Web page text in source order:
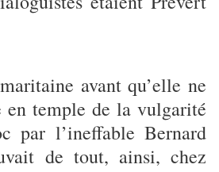
avant qu’elle ne
en temple de la vulgarité
l’ineffable Bernard
de tout, ainsi, chez